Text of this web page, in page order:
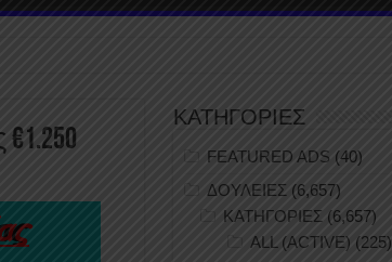
€1.250
ΚΑΤΗΓΟΡΙΕΣ
FEATURED ADS (40)
ΔΟΥΛΕΙΕΣ (6,657)
ΚΑΤΗΓΟΡΙΕΣ (6,657)
ALL (ACTIVE) (225)